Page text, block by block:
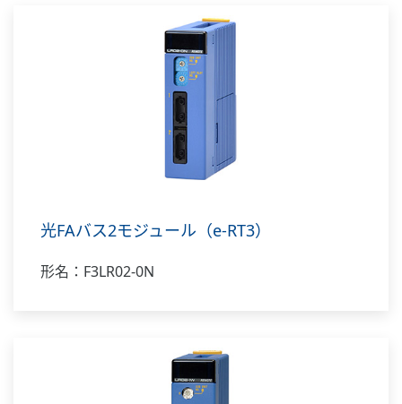
光FAバス2モジュール（e-RT3）
形名：F3LR02-0N